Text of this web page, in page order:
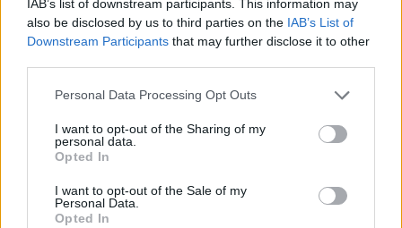
IAB’s list of downstream participants. This information may
also be disclosed by us to third parties on the IAB’s List of
Downstream Participants that may further disclose it to other
Personal Data Processing Opt Outs
I want to opt-out of the Sharing of my
personal data.
Opted In
I want to opt-out of the Sale of my
Personal Data.
Opted In
Våra moduler finns i flera olika längder från 205 mm och
längre, samt i dimensioner från 100Ø upptill så stora som
flesta eldstäder på marknaden, vilket ger dig stora
Vi har två modeller som passar för privatbostäder och
ICS 25
passar bra vid schaktinklädda montage vid vedeldning